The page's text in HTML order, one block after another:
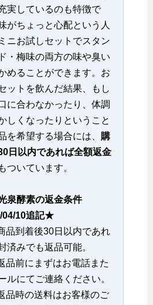
実しているのも特徴で
がちょっと心配という人
ニお試しセットでスタン
・梅味の両方の味や臭い
めることができます。お
ットを飲んだ結果、もし
に合わなかったり、体調
しくなったりということ
を希望する場合には、 購
日以内であれば全額返金
もついています。
泉酵素の返金条件
04/10追記★
品到着後30日以内であれ
済みでも返品可能。
前にまずはお電話また
ルにてご連絡ください。
時の送料はお客様のご